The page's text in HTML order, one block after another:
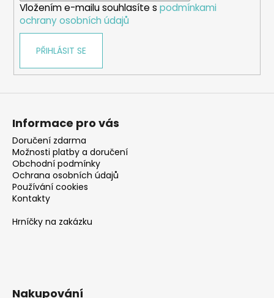
Vložením e-mailu souhlasíte s podmínkami
ochrany osobních údajů
PŘIHLÁSIT SE
Informace pro vás
Doručení zdarma
Možnosti platby a doručení
Obchodní podmínky
Ochrana osobních údajů
Používání cookies
Kontakty
Hrníčky na zakázku
Nakupování